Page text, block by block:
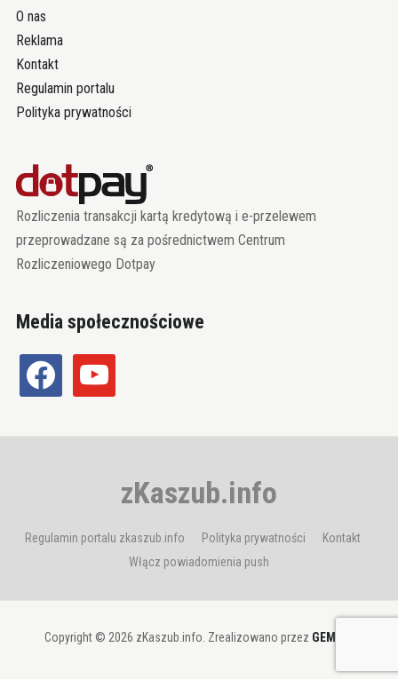
O nas
Reklama
Kontakt
Regulamin portalu
Polityka prywatności
Rozliczenia transakcji kartą kredytową i e-przelewem
przeprowadzane są za pośrednictwem Centrum
Rozliczeniowego Dotpay
Media społecznościowe
facebook youtube
zKaszub.info
Regulamin portalu zkaszub.info Polityka prywatności
Kontakt
Włącz powiadomienia push
Copyright © 2026 zKaszub.info. Zrealizowano przez GEMBIT